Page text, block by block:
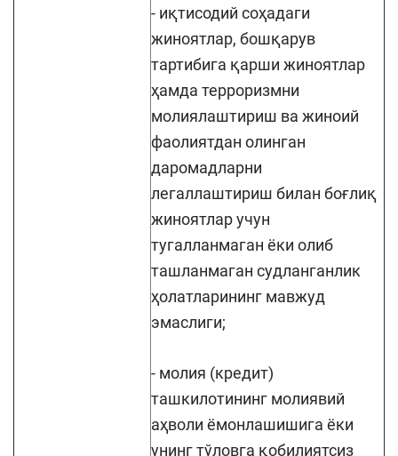
- иқтисодий соҳадаги
жиноятлар, бошқарув
тартибига қарши жиноятлар
ҳамда терроризмни
молиялаштириш ва жиноий
фаолиятдан олинган
даромадларни
легаллаштириш билан боғлиқ
жиноятлар учун
тугалланмаган ёки олиб
ташланмаган судланганлик
ҳолатларининг мавжуд
эмаслиги;
- молия (кредит)
ташкилотининг молиявий
аҳволи ёмонлашишига ёки
унинг тўловга қобилиятсиз